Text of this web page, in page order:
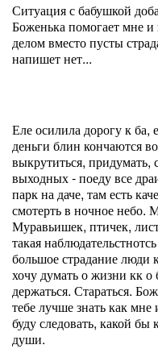
Ситуация с бабушкой
Боженька помогает мне и
делом вместо пусты
напишет нет...
Еле осилила дорогу к ба,
деньги блин кончаются
выкрутиться, придумать,
выходных - поеду все
парк на даче, там есть
смотерть в ночное небо.
Муравьишек, птичек,
такая
большое страдание
хочу думать о жизни кк
держаться. Стараться.
тебе лучше знать как
буду следовать, какой
души.